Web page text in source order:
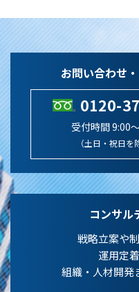
お問い合わせ
0120-
受付時間 9:00
（土日・祝日を
コンサル
戦略立案や
運用定
組織・人材開発